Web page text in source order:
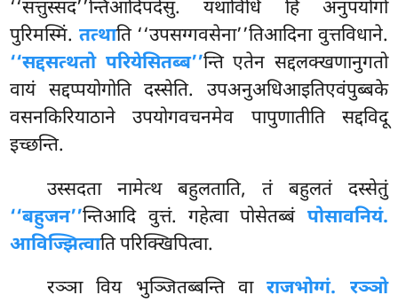
‘‘सत्तुस्सद’’न्तिआदिपदेसु. यथाविधि हि अनुपयोगो
पुरिमस्मिं. तत्थाति ‘‘उपसग्गवसेना’’तिआदिना वुत्तविधाने.
‘‘सद्दसत्थतो परियेसितब्ब’’न्ति एतेन सद्दलक्खणानुगतो
वायं सद्दप्पयोगोति दस्सेति. उपअनुअधिआइतिएवंपुब्बके
वसनकिरियाठाने उपयोगवचनमेव पापुणातीति सद्दविदू
इच्छन्ति.
उस्सदता नामेत्थ बहुलताति, तं बहुलतं दस्सेतुं
‘‘बहुजन’’न्तिआदि वुत्तं. गहेत्वा पोसेतब्बं पोसावनियं.
आविज्झित्वाति परिक्खिपित्वा.
रञ्ञा विय भुञ्जितब्बन्ति वाराजभोग्गं. रञ्ञो